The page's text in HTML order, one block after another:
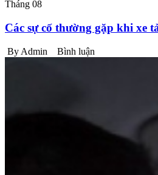
Tháng 08
Các sự cố thường gặp khi xe
By Admin Bình luận